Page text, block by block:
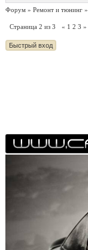
Форум » Ремонт и тюнинг »
Страница 2 из 3 « 1 2 3 »